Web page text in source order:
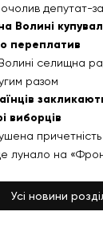
депутат-
Волині
переплатив
селищна
разом
виборців
лунало на
Усі новини